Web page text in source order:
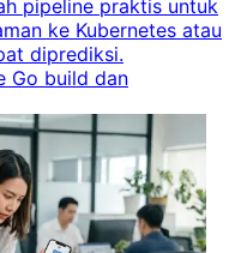
pipeline praktis untuk
ke Kubernetes atau
diprediksi.
Go build dan